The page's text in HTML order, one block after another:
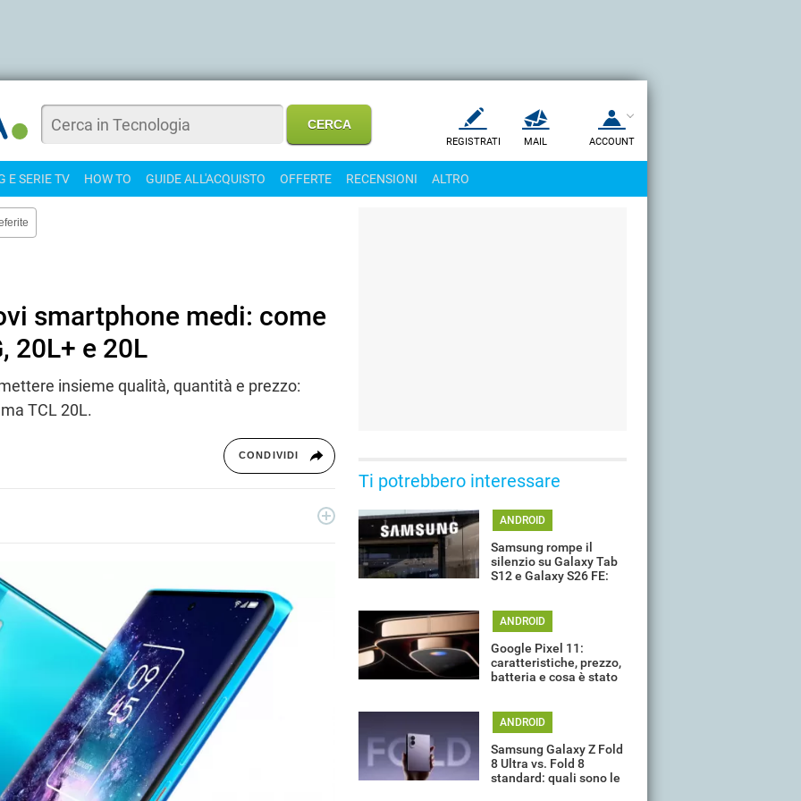
REGISTRATI MAIL ACCOUNT
E SERIE TV HOW TO GUIDE ALL'ACQUISTO OFFERTE RECENSIONI ALTRO
smartphone medi: come
20L+ e 20L
insieme qualità, quantità e prezzo:
TCL 20L.
CONDIVIDI
nostri articoli sul mondo Android e Apple, app e social,
domotica e gadget.
Ti potrebbero interessare
ANDROID
Samsung rompe il
silenzio su Galaxy Tab
S12 e Galaxy S26 FE:
ANDROID
Google Pixel 11:
caratteristiche, prezzo,
batteria e cosa è stato
ANDROID
Samsung Galaxy Z Fold
8 Ultra vs. Fold 8
standard: quali sono le